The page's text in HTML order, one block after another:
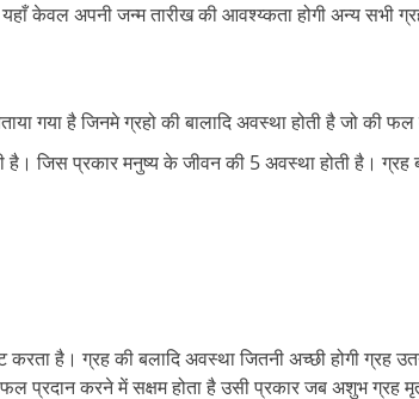
केवल अपनी जन्म तारीख की आवश्य्कता होगी अन्य सभी
गया है जिनमे ग्रहो की बालादि अवस्था होती है जो की
जिस प्रकार मनुष्य के जीवन की 5 अवस्था होती है। ग्रह
है। ग्रह की बलादि अवस्था जितनी अच्छी होगी ग्रह
प्रदान करने में सक्षम होता है उसी प्रकार जब अशुभ ग्रह